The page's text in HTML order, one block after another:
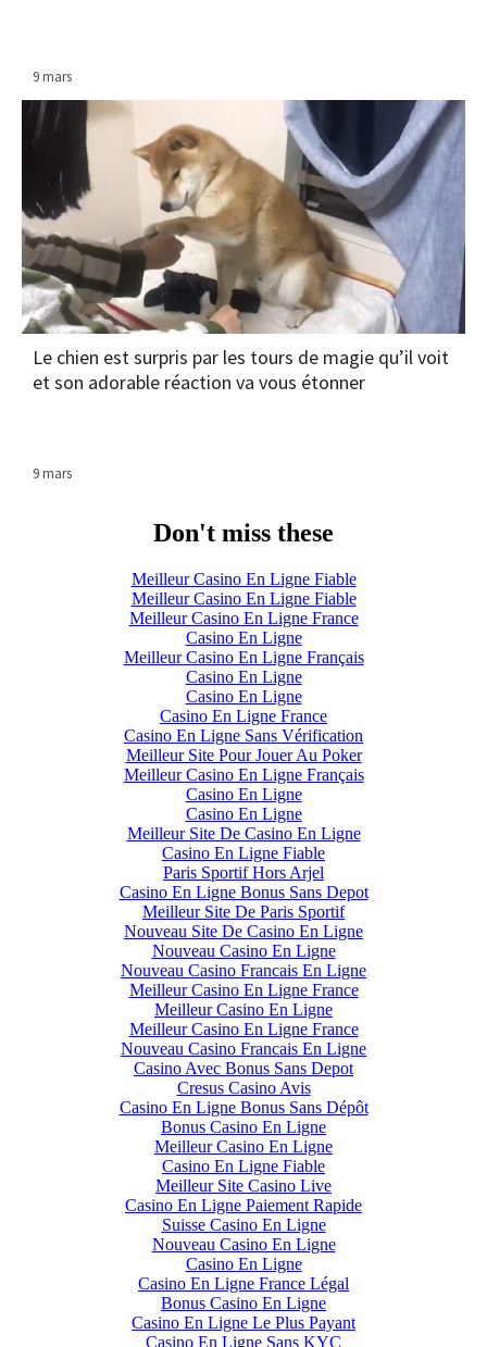
9 mars
Le chien est surpris par les tours de magie qu’il voit
et son adorable réaction va vous étonner
9 mars
Don't miss these
Meilleur Casino En Ligne Fiable
Meilleur Casino En Ligne Fiable
Meilleur Casino En Ligne France
Casino En Ligne
Meilleur Casino En Ligne Français
Casino En Ligne
Casino En Ligne
Casino En Ligne France
Casino En Ligne Sans Vérification
Meilleur Site Pour Jouer Au Poker
Meilleur Casino En Ligne Français
Casino En Ligne
Casino En Ligne
Meilleur Site De Casino En Ligne
Casino En Ligne Fiable
Paris Sportif Hors Arjel
Casino En Ligne Bonus Sans Depot
Meilleur Site De Paris Sportif
Nouveau Site De Casino En Ligne
Nouveau Casino En Ligne
Nouveau Casino Francais En Ligne
Meilleur Casino En Ligne France
Meilleur Casino En Ligne
Meilleur Casino En Ligne France
Nouveau Casino Francais En Ligne
Casino Avec Bonus Sans Depot
Cresus Casino Avis
Casino En Ligne Bonus Sans Dépôt
Bonus Casino En Ligne
Meilleur Casino En Ligne
Casino En Ligne Fiable
Meilleur Site Casino Live
Casino En Ligne Paiement Rapide
Suisse Casino En Ligne
Nouveau Casino En Ligne
Casino En Ligne
Casino En Ligne France Légal
Bonus Casino En Ligne
Casino En Ligne Le Plus Payant
Casino En Ligne Sans KYC